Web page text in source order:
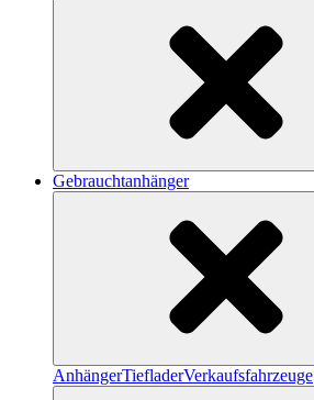
Gebrauchtanhänger
AnhängerTiefladerVerkaufsfahrzeuge